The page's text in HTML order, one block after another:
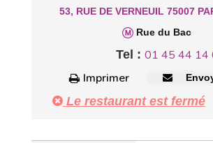
53, RUE DE VERNEUIL 75007
Rue du Bac
Tel : 01 45 44 14
Imprimer
Le restaurant est fermé